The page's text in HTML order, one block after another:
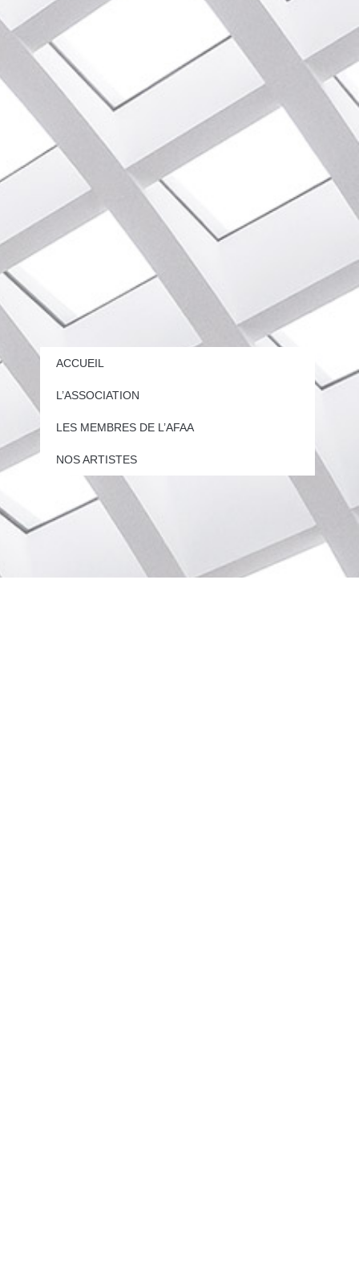
ACCUEIL
L’ASSOCIATION
LES MEMBRES DE L’AFAA
NOS ARTISTES